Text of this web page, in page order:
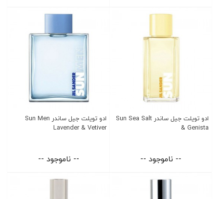
ادو تویلت جیل ساندر Sun Sea Salt
& Genista
-- ناموجود --
ادو تویلت جیل ساندر Sun Men
Lavender & Vetiver
-- ناموجود --